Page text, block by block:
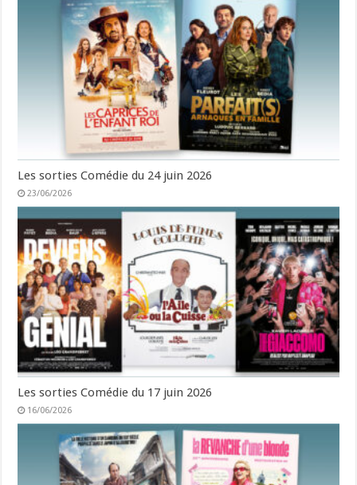
Les sorties Comédie du 24 juin 2026
23/06/2026
Les sorties Comédie du 17 juin 2026
16/06/2026